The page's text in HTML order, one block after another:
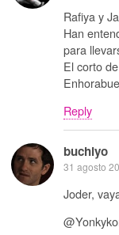
Rafiya y
Han
para
El corto
Reply
buchiyo
31 agosto
Joder,